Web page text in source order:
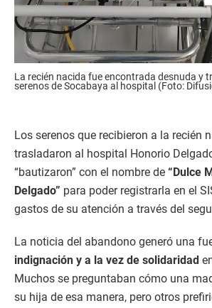
La recién nacida fue encontrada desnuda y
serenos de Socabaya al hospital (Foto:
Los serenos que recibieron a la recién
trasladaron al hospital Honorio
“bautizaron” con el nombre de “Dulce
Delgado” para poder registrarla en el
gastos de su atención a través del
La noticia del abandono generó una
indignación y a la vez de solidaridad
Muchos se preguntaban cómo una
su hija de esa manera, pero otros